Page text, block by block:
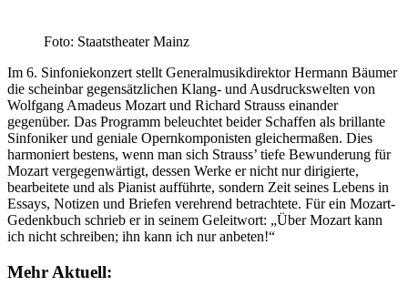
Foto: Staatstheater Mainz
Im 6. Sinfoniekonzert stellt Generalmusikdirektor Hermann Bäumer
die scheinbar gegensätzlichen Klang- und Ausdruckswelten von
Wolfgang Amadeus Mozart und Richard Strauss einander
gegenüber. Das Programm beleuchtet beider Schaffen als brillante
Sinfoniker und geniale Opernkomponisten gleichermaßen. Dies
harmoniert bestens, wenn man sich Strauss’ tiefe Bewunderung für
Mozart vergegenwärtigt, dessen Werke er nicht nur dirigierte,
bearbeitete und als Pianist aufführte, sondern Zeit seines Lebens in
Essays, Notizen und Briefen verehrend betrachtete. Für ein Mozart-
Gedenkbuch schrieb er in seinem Geleitwort: „Über Mozart kann
ich nicht schreiben; ihn kann ich nur anbeten!“
Mehr Aktuell: